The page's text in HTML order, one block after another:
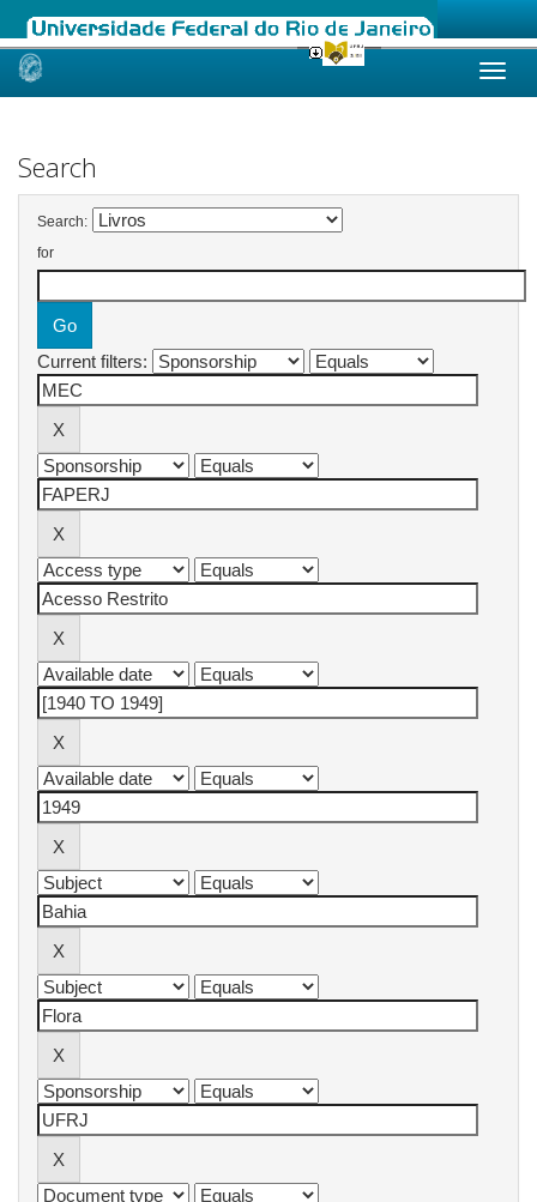
Skip
Search
Search:
for
Current filters: